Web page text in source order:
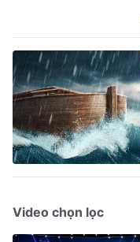
Video chọn lọc